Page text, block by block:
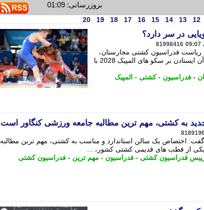
بروزرسانی: 01:09
12
13
14
15
16
17
18
19
20
در سر دارد؟
81998416
ریاست فدراسیون کشتی مجارستان،
نقشه راه پنج ساله ای را ترسیم کرده که هدف نهایی آن ایستادن بر سکو های المپیک 2028 با
- فدراسیون -کشتی - المپیک
به کشتی، مهم ترین مطالبه جامعه ورزشی کنگاور است
اختصاص یک سالن استاندارد و مناسب به کشتی، مهم ترین مطالبه
از قطب های قدیمی کشتی کشور، ...
فدراسیون کشتی - فدراسیون - مهم ترین - فدراسیون کشتی